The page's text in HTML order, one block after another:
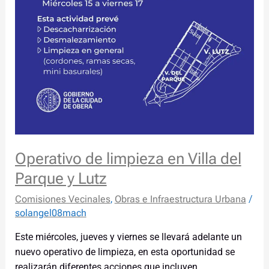
Operativo de limpieza en Villa del
Parque y Lutz
Comisiones Vecinales, Obras e Infraestructura Urbana /
solangel08mach
Este miércoles, jueves y viernes se llevará adelante un
nuevo operativo de limpieza, en esta oportunidad se
realizarán diferentes acciones que incluyen